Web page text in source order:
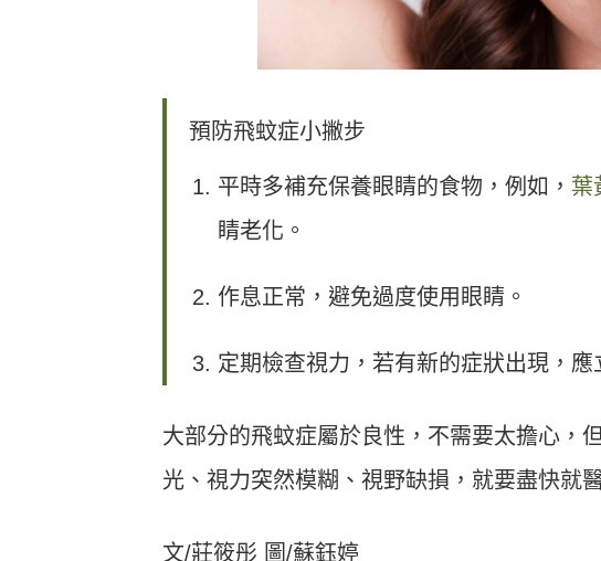
預防飛蚊症小撇步
平時多補充保養眼睛的食物，例如， 葉
睛老化。
作息正常，避免過度使用眼睛。
定期檢查視力，若有新的症狀出現，應
大部分的飛蚊症屬於良性，不需要太擔心，
光、視力突然模糊、視野缺損，就要盡快就
文/莊筱彤 圖/蘇鈺婷